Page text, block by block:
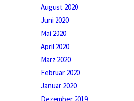
August 2020
Juni 2020
Mai 2020
April 2020
März 2020
Februar 2020
Januar 2020
Dezember 2019